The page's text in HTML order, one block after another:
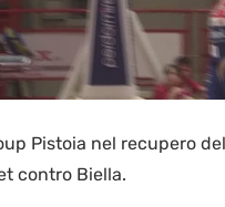
Pistoia nel recupero
contro Biella.